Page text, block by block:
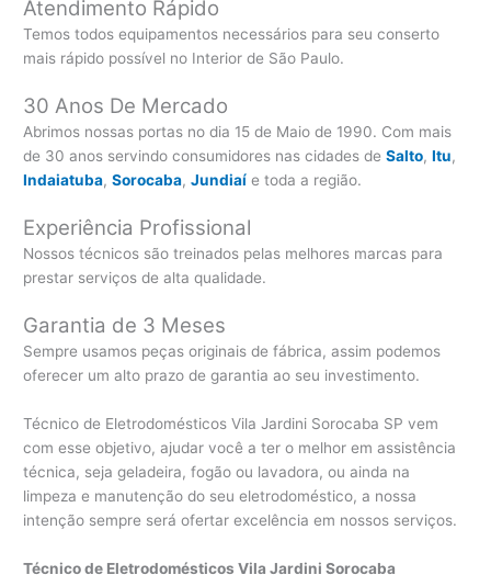
Atendimento Rápido
Temos todos equipamentos necessários para seu conserto
mais rápido possível no Interior de São Paulo.
30 Anos De Mercado
Abrimos nossas portas no dia 15 de Maio de 1990. Com mais
de 30 anos servindo consumidores nas cidades deSalto,Itu,
Indaiatuba,Sorocaba,Jundiaí e toda a região.
Experiência Profissional
Nossos técnicos são treinados pelas melhores marcas para
prestar serviços de alta qualidade.
Garantia de 3 Meses
Sempre usamos peças originais de fábrica, assim podemos
oferecer um alto prazo de garantia ao seu investimento.
Técnico de Eletrodomésticos Vila Jardini Sorocaba SP vem
com esse objetivo, ajudar você a ter o melhor em assistência
técnica, seja geladeira, fogão ou lavadora, ou ainda na
limpeza e manutenção do seu eletrodoméstico, a nossa
intenção sempre será ofertar excelência em nossos serviços.
Técnico de Eletrodomésticos Vila Jardini Sorocaba